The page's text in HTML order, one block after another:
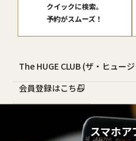
クイックに検索。
予約がスムーズ！
The HUGE CLUB (ザ・ヒュー
会員登録はこちら
スマホア